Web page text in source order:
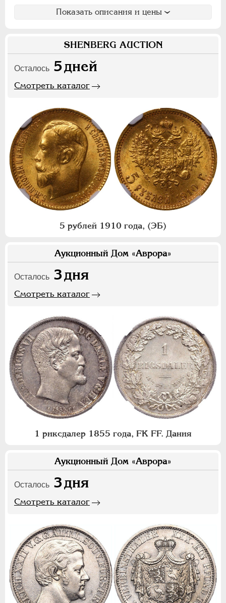
Показать описания и цены
SHENBERG AUCTION
Осталось 5дней
Смотреть каталог
5 рублей 1910 года, (ЭБ)
Аукционный Дом «Аврора»
Осталось 3дня
Смотреть каталог
1 риксдалер 1855 года, FK FF. Дания
Аукционный Дом «Аврора»
Осталось 3дня
Смотреть каталог